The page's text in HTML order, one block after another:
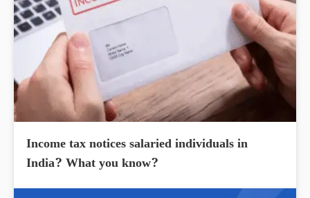
Income tax notices salaried individuals in
India? What you know?